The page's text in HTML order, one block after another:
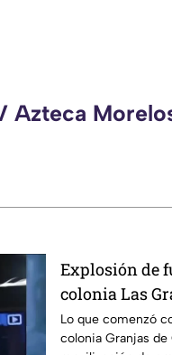
Azteca
Explosión de
colonia Las
Lo que comenzó
colonia Granjas